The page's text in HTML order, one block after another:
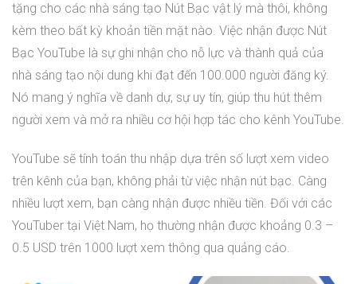
tặng cho các nhà sáng tạo Nút Bạc vật lý mà thôi, không
kèm theo bất kỳ khoản tiền mặt nào. Việc nhận được Nút
Bạc YouTube là sự ghi nhận cho nỗ lực và thành quả của
nhà sáng tạo nội dung khi đạt đến 100.000 người đăng ký.
Nó mang ý nghĩa về danh dự, sự uy tín, giúp thu hút thêm
người xem và mở ra nhiều cơ hội hợp tác cho kênh YouTube.
YouTube sẽ tính toán thu nhập dựa trên số lượt xem video
trên kênh của bạn, không phải từ việc nhận nút bạc. Càng
nhiều lượt xem, bạn càng nhận được nhiều tiền. Đối với các
YouTuber tại Việt Nam, họ thường nhận được khoảng 0.3 –
0.5 USD trên 1000 lượt xem thông qua quảng cáo.